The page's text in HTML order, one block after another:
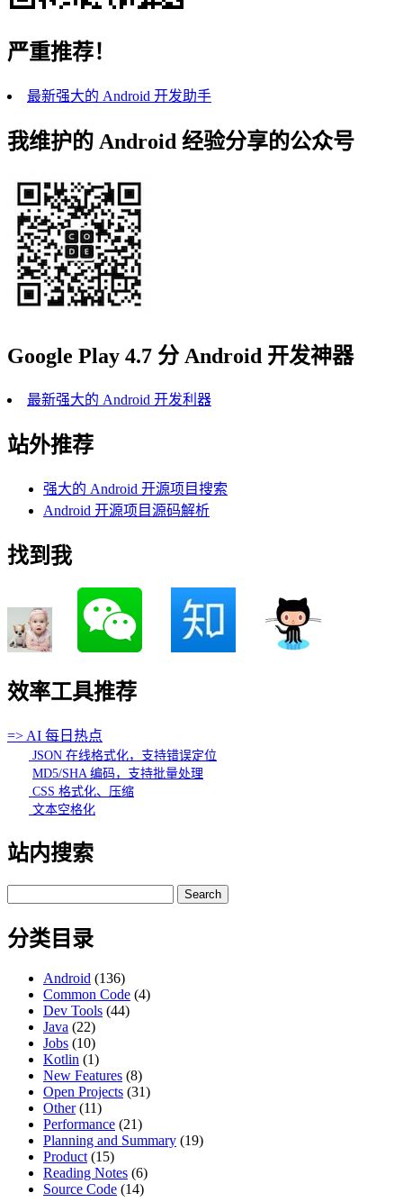
严重推荐！
最新强大的 Android 开发助手
我维护的 Android 经验分享的公众号
Google Play 4.7 分 Android 开发神器
最新强大的 Android 开发利器
站外推荐
强大的 Android 开源项目搜索
Android 开源项目源码解析
找到我
效率工具推荐
=> AI 每日热点
JSON 在线格式化，支持错误定位
MD5/SHA 编码，支持批量处理
CSS 格式化、压缩
文本空格化
站内搜索
for:
分类目录
Android (136)
Common Code (4)
Dev Tools (44)
Java (22)
Jobs (10)
Kotlin (1)
New Features (8)
Open Projects (31)
Other(11)
Performance (21)
Planning and Summary (19)
Product (15)
Reading Notes (6)
Source Code (14)